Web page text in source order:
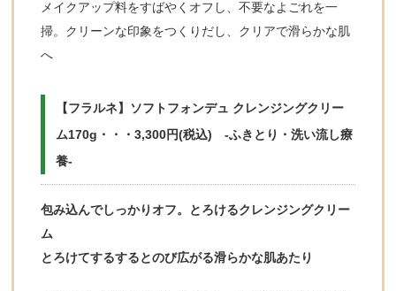
メイクアップ料をすばやくオフし、不要なよごれを一
掃。クリーンな印象をつくりだし、クリアで滑らかな肌
へ
【フラルネ】ソフトフォンデュ クレンジングクリー
ム170g・・・3,300円(税込) -ふきとり・洗い流し療
養-
包み込んでしっかりオフ。とろけるクレンジングクリー
ム
とろけてするするとのび広がる滑らかな肌あたり